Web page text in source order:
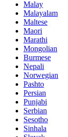
Malay
Malayalam
Maltese
Maori
Marathi
Mongolian
Burmese
Nepali
Norwegian
Pashto
Persian
Punjabi
Serbian
Sesotho
Sinhala